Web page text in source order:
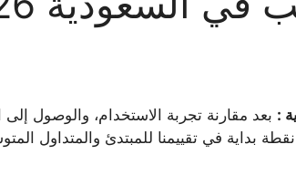
: بعد مقارنة تجربة الاستخدام، والوصول
بداية في تقييمنا للمبتدئ والمتداول